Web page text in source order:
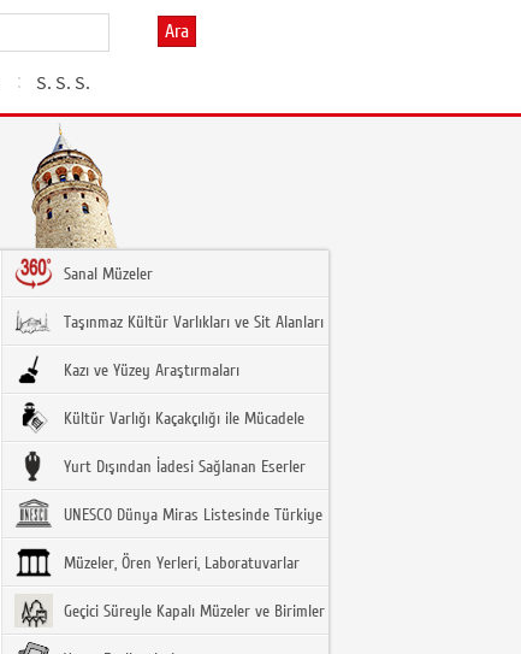
Ara
S. S. S.
Sanal Müzeler
Taşınmaz Kültür Varlıkları ve Sit Alanları
Kazı ve Yüzey Araştırmaları
Kültür Varlığı Kaçakçılığı ile Mücadele
Yurt Dışından İadesi Sağlanan Eserler
UNESCO Dünya Miras Listesinde Türkiye
Müzeler, Ören Yerleri, Laboratuvarlar
Geçici Süreyle Kapalı Müzeler ve Birimler